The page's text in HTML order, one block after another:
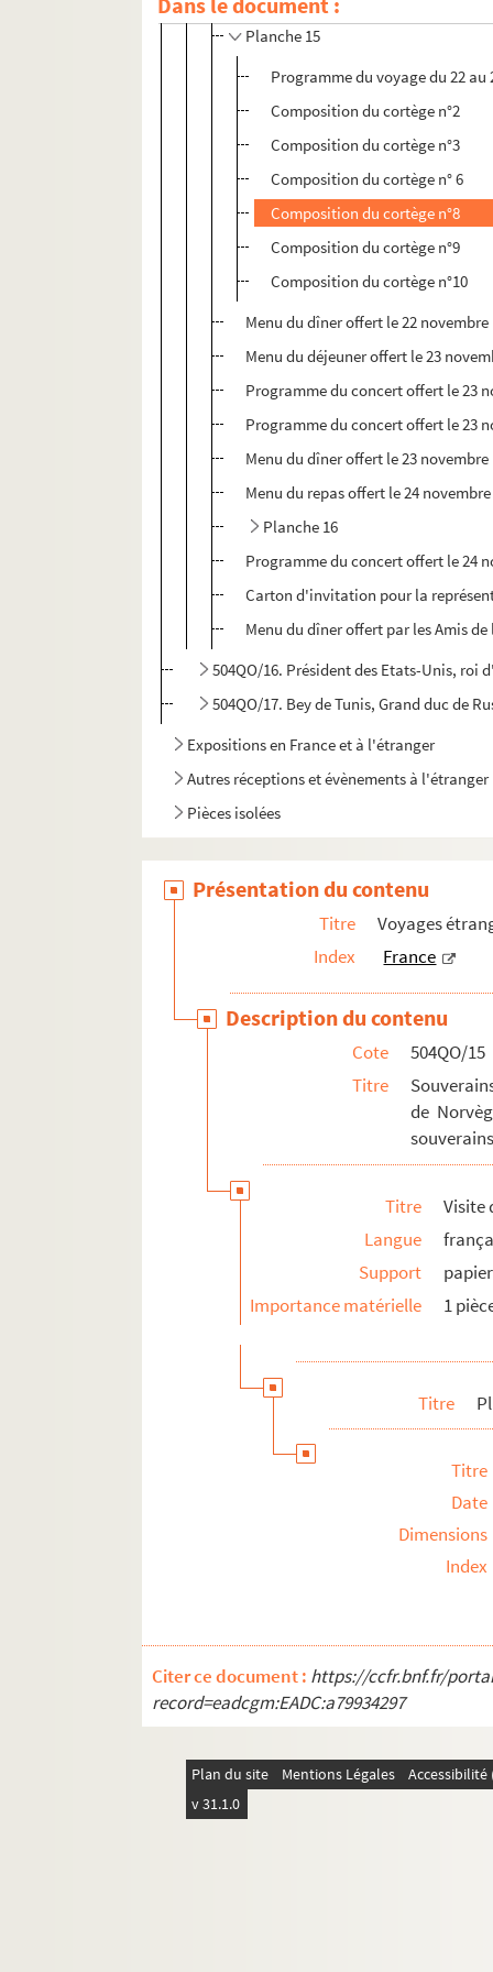
Planche 15
Programme du voyage du 22 au
Composition du cortège n°2
Composition du cortège n°3
Composition du cortège n° 6
Composition du cortège n°8
Composition du cortège n°9
Composition du cortège n°10
Menu du dîner offert le 22 novembre
Menu du déjeuner offert le 23
Programme du concert offert le 23
Programme du concert offert le 23
Menu du dîner offert le 23 novembre
Menu du repas offert le 24
Planche 16
Programme du concert offert le 24
Carton d'invitation pour la
Menu du dîner offert par les Amis
504QO/16. Président des Etats-Unis, roi
504QO/17. Bey de Tunis, Grand duc de
Expositions en France et à l'étranger
Autres réceptions et évènements à l'étranger
Pièces isolées
Présentation du contenu
Titre
Voyages
Index
France
Description du contenu
Cote
504QO/15
Titre
de
Titre
Visite
Langue
Support
papier
Importance matérielle
1
Titre
Titre
Date
Dimensions
Index
Citer ce document : https://ccfr.bnf.fr/
record=eadcgm:EADC:a79934297
Plan du site Mentions Légales
v 31.1.0